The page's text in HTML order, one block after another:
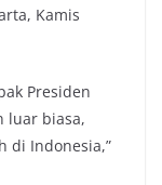
Kamis
Presiden
luar biasa,
di Indonesia,”